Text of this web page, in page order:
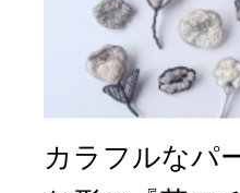
カラフルなパ